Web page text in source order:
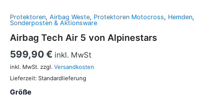
Protektoren, Airbag Weste, Protektoren Motocross, Hemden,
Sonderposten & Aktionsware
Airbag Tech Air 5 von Alpinestars
599,90€ inkl. MwSt
inkl. MwSt. zzgl. Versandkosten
Lieferzeit: Standardlieferung
Größe